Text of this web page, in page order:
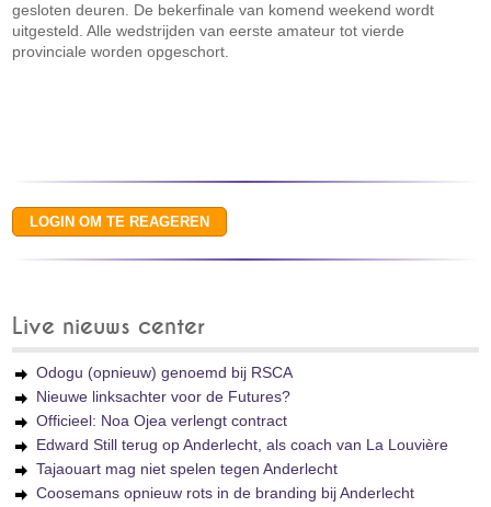
gesloten deuren. De bekerfinale van komend weekend wordt
uitgesteld. Alle wedstrijden van eerste amateur tot vierde
provinciale worden opgeschort.
Live nieuws center
Odogu (opnieuw) genoemd bij RSCA
Nieuwe linksachter voor de Futures?
Officieel: Noa Ojea verlengt contract
Edward Still terug op Anderlecht, als coach van La Louvière
Tajaouart mag niet spelen tegen Anderlecht
Coosemans opnieuw rots in de branding bij Anderlecht